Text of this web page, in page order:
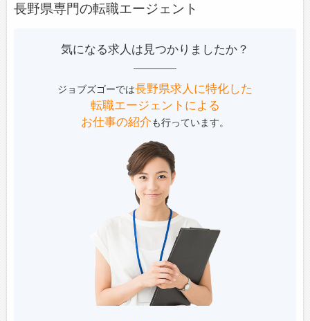
長野県専門の転職エージェント
気になる求人は見つかりましたか？
ジョブズゴーでは長野県求人に特化した
転職エージェントによる
お仕事の紹介も行っています。